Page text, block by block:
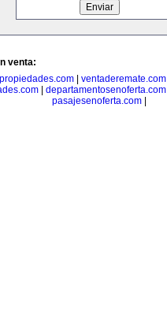
venta:
ventaderemate.com
departamentosenoferta.com
pasajesenoferta.com